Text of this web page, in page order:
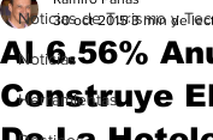
Noticias de Turismo y
Noticias
Herramientas
Al 6.56%
Construye
30 oct 2015 3 min de